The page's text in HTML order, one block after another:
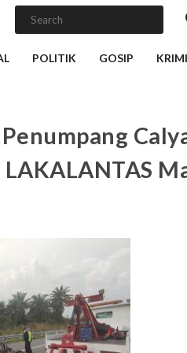
POLITIK GOSIP